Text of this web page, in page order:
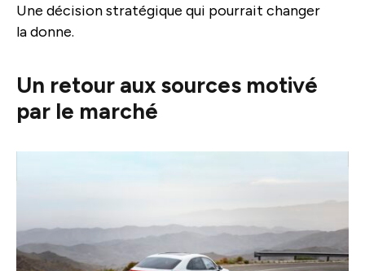
Une décision stratégique qui pourrait changer
la donne.
Un retour aux sources motivé
par le marché